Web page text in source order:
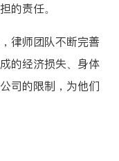
的责任。
律师团队不断完善
的经济损失、身体
司的限制，为他们